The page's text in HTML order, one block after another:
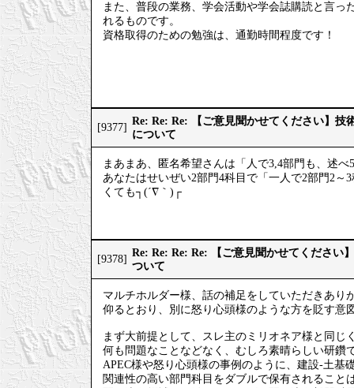
また、普段の業務、学会活動や学会誌購読と言
れるものです。
資格取得のための勉強は、通勤時間程度です！
[9377]
Re: Re: Re: 【ご意見聞かせてください】技
について
まあまあ、匿名希望さんは「人で3,4部門も、述
あなたはせいぜい2部門4科目で「一人で2部門2
くても┐(´∇｀)┌
[9378]
Re: Re: Re: Re: 【ご意見聞かせてください
ついて
マルチホルダー様、話の補足をしていただきあり
仰るとおり、別に怒り心頭様のような方を貶す意
まず大前提として、スレ主のミリオネア様と同じ
何も問題なことなどなく、むしろ素晴らしい研鑽
APEC様や怒り心頭様の事例のように、建設-土基
関連性の高い部門科目をダブルで保有されること